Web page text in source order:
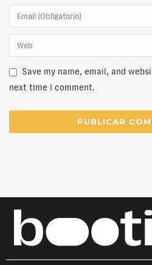
Save my name, email, and
next time I comment.